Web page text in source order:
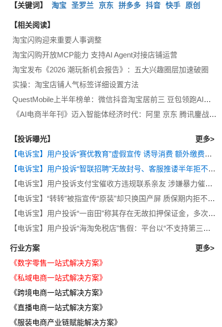
【关键词】 淘宝 圣罗兰 京东 拼多多 抖音 快手 原创
【相关阅读】
淘宝闪购迎来重要人事调整
淘宝闪购开放MCP能力 支持AI Agent对接店铺运营
淘宝发布《2026 潮玩新机会报告》：五大兴趣圈层加速破圈
实操：淘宝店铺人气标签详细设置方法
QuestMobile上半年榜单：微信抖音淘宝居前三 豆包领跑AI原生应用
《AI电商半年刊》迈入智能体经济时代：阿里 京东 腾讯鏖战具身智能 千问接入淘宝 豆包打通抖音 八部门“AI+消费”政策落地
【投诉曝光】
更多>
【电诉宝】用户投诉“赛优教育”虚假宣传 诱导消费 额外缴费后退款遭拒
【电诉宝】用户投诉“智联招聘”无故封号、客服推诿半年拒不退费
【电诉宝】用户投诉支付宝催收方违规联系亲友 涉嫌暴力催收侵犯隐私
【电诉宝】“转转”被指宣传“原装”却只换国产屏 质保期内拒不履行售后义务
【电诉宝】用户投诉“一亩田”称其存在无故扣押保证金，多次退款遭推诿等问题
【电诉宝】用户投诉“海淘免税店”售假：平台以“不支持第三方鉴定”为由拒绝处理
行业方案
更多>
《数字零售一站式解决方案》
《私域电商一站式解决方案》
《跨境电商一站式解决方案》
《直播电商一站式解决方案》
《服装电商产业链赋能解决方案》